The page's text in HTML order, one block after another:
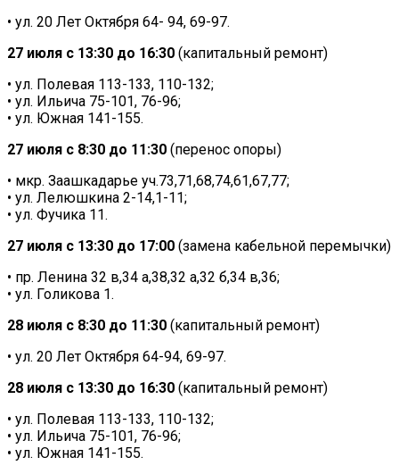
• ул. 20 Лет Октября 64- 94, 69-97.
27 июля с 13:30 до 16:30 (капитальный ремонт)
• ул. Полевая 113-133, 110-132;
• ул. Ильича 75-101, 76-96;
• ул. Южная 141-155.
27 июля с 8:30 до 11:30 (перенос опоры)
• мкр. Заашкадарье уч.73,71,68,74,61,67,77;
• ул. Лелюшкина 2-14,1-11;
• ул. Фучика 11.
27 июля с 13:30 до 17:00 (замена кабельной перемычки)
• пр. Ленина 32 в,34 а,38,32 а,32 б,34 в,36;
• ул. Голикова 1.
28 июля с 8:30 до 11:30 (капитальный ремонт)
• ул. 20 Лет Октября 64-94, 69-97.
28 июля с 13:30 до 16:30 (капитальный ремонт)
• ул. Полевая 113-133, 110-132;
• ул. Ильича 75-101, 76-96;
• ул. Южная 141-155.